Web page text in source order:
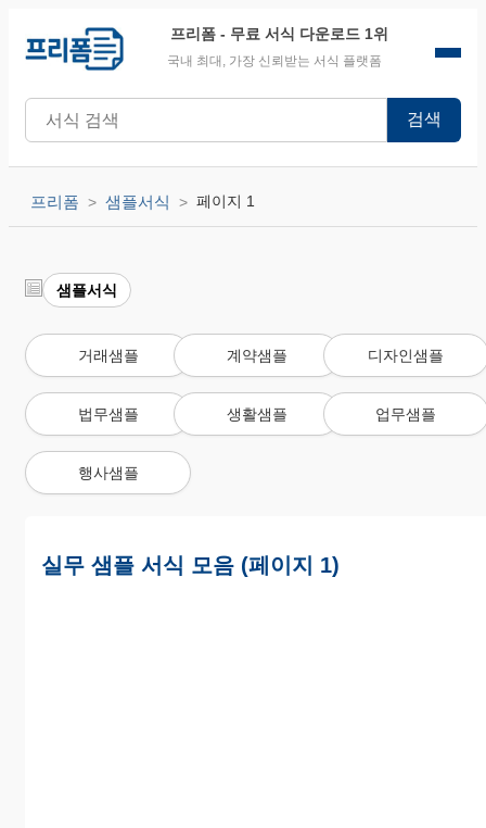
프리폼 - 무료 서식 다운로드 1위
국내 최대, 가장 신뢰받는 서식 플랫폼
검색
프리폼 샘플서식 페이지 1
샘플서식
거래샘플 계약샘플 디자인샘플
법무샘플 생활샘플 업무샘플
행사샘플
실무 샘플 서식 모음 (페이지 1)